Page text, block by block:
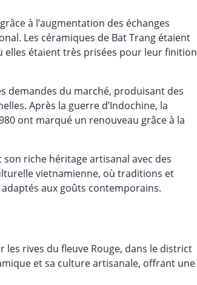
à l’augmentation des échanges
Les céramiques de Bat Trang étaient
elles étaient très prisées pour leur finition
demandes du marché, produisant des
Après la guerre d’Indochine, la
ont marqué un renouveau grâce à la
riche héritage artisanal avec des
vietnamienne, où traditions et
aux goûts contemporains.
les rives du fleuve Rouge, dans le district
et sa culture artisanale, offrant une